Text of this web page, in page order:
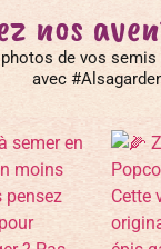
nos
de vos
avec